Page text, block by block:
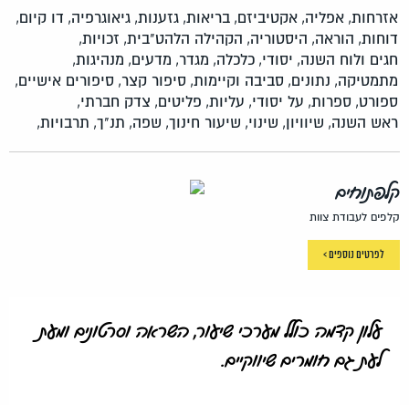
אזרחות, אפליה, אקטיביזם, בריאות, גזענות, גיאוגרפיה, דו קיום,
דוחות, הוראה, היסטוריה, הקהילה הלהט"בית, זכויות,
חגים ולוח השנה, יסודי, כלכלה, מגדר, מדעים, מנהיגות,
מתמטיקה, נתונים, סביבה וקיימות, סיפור קצר, סיפורים אישיים,
ספורט, ספרות, על יסודי, עליות, פליטים, צדק חברתי,
ראש השנה, שיוויון, שינוי, שיעור חינוך, שפה, תנ"ך, תרבויות,
קלפתוחים
קלפים לעבודת צוות
לפרטים נוספים >
עלון קדמה כולל מערכי שיעור, השראה וסרטונים ומעת
לעת גם חומרים שיווקיים.